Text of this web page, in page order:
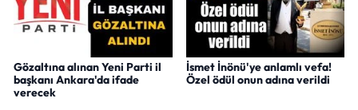
Gözaltına alınan Yeni Parti il
başkanı Ankara'da ifade
verecek
İsmet İnönü'ye anlamlı vefa!
Özel ödül onun adına verildi